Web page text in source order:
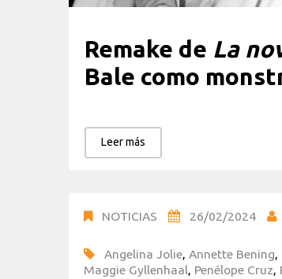
Remake de La
Bale como
Leer más
NOTICIAS 26/02/2024
Angelina Jolie, Annette Bening,
Maggie Gyllenhaal, Penélope Cruz,